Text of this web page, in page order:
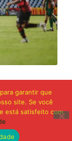
garantir que
site. Se você
está satisfeito com